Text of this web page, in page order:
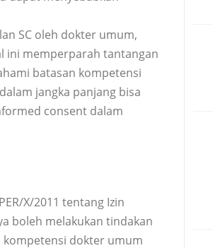
SC oleh dokter umum,
ini memperparah tantangan
batasan kompetensi
jangka panjang bisa
consent dalam
X/2011 tentang Izin
boleh melakukan tindakan
kompetensi dokter umum